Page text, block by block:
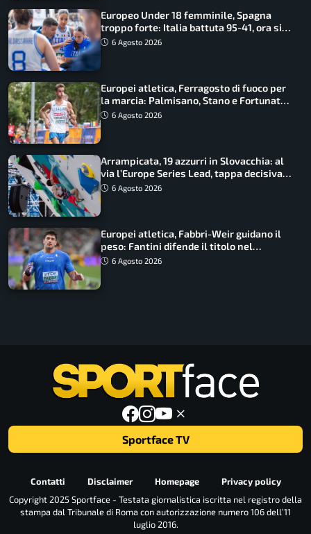
Europeo Under 18 femminile, Spagna
troppo forte: Italia battuta 95-41, ora si
gioca il Mondiale
6 Agosto 2026
Europei atletica, Ferragosto di fuoco per
la marcia: Palmisano, Stano e Fortunato
guidano l’Italia
6 Agosto 2026
Arrampicata, 19 azzurri in Slovacchia: al
via l’Europe Series Lead, tappa decisiva
per la Speed
6 Agosto 2026
Europei atletica, Fabbri-Weir guidano il
peso: Fantini difende il titolo nel
martello
6 Agosto 2026
Sportface TV
Contatti Disclaimer Homepage
Privacy policy
Copyright 2025 Sportface - Testata giornalistica iscritta nel registro della
stampa dal Tribunale di Roma con autorizzazione numero 106 dell’11
luglio 2016.